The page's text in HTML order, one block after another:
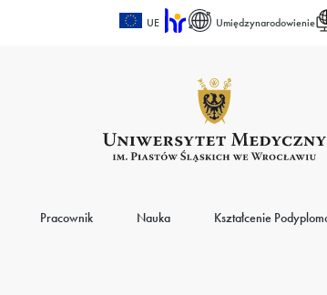
UE Umiędzynarodowienie
Pracownik Nauka Kształcenie